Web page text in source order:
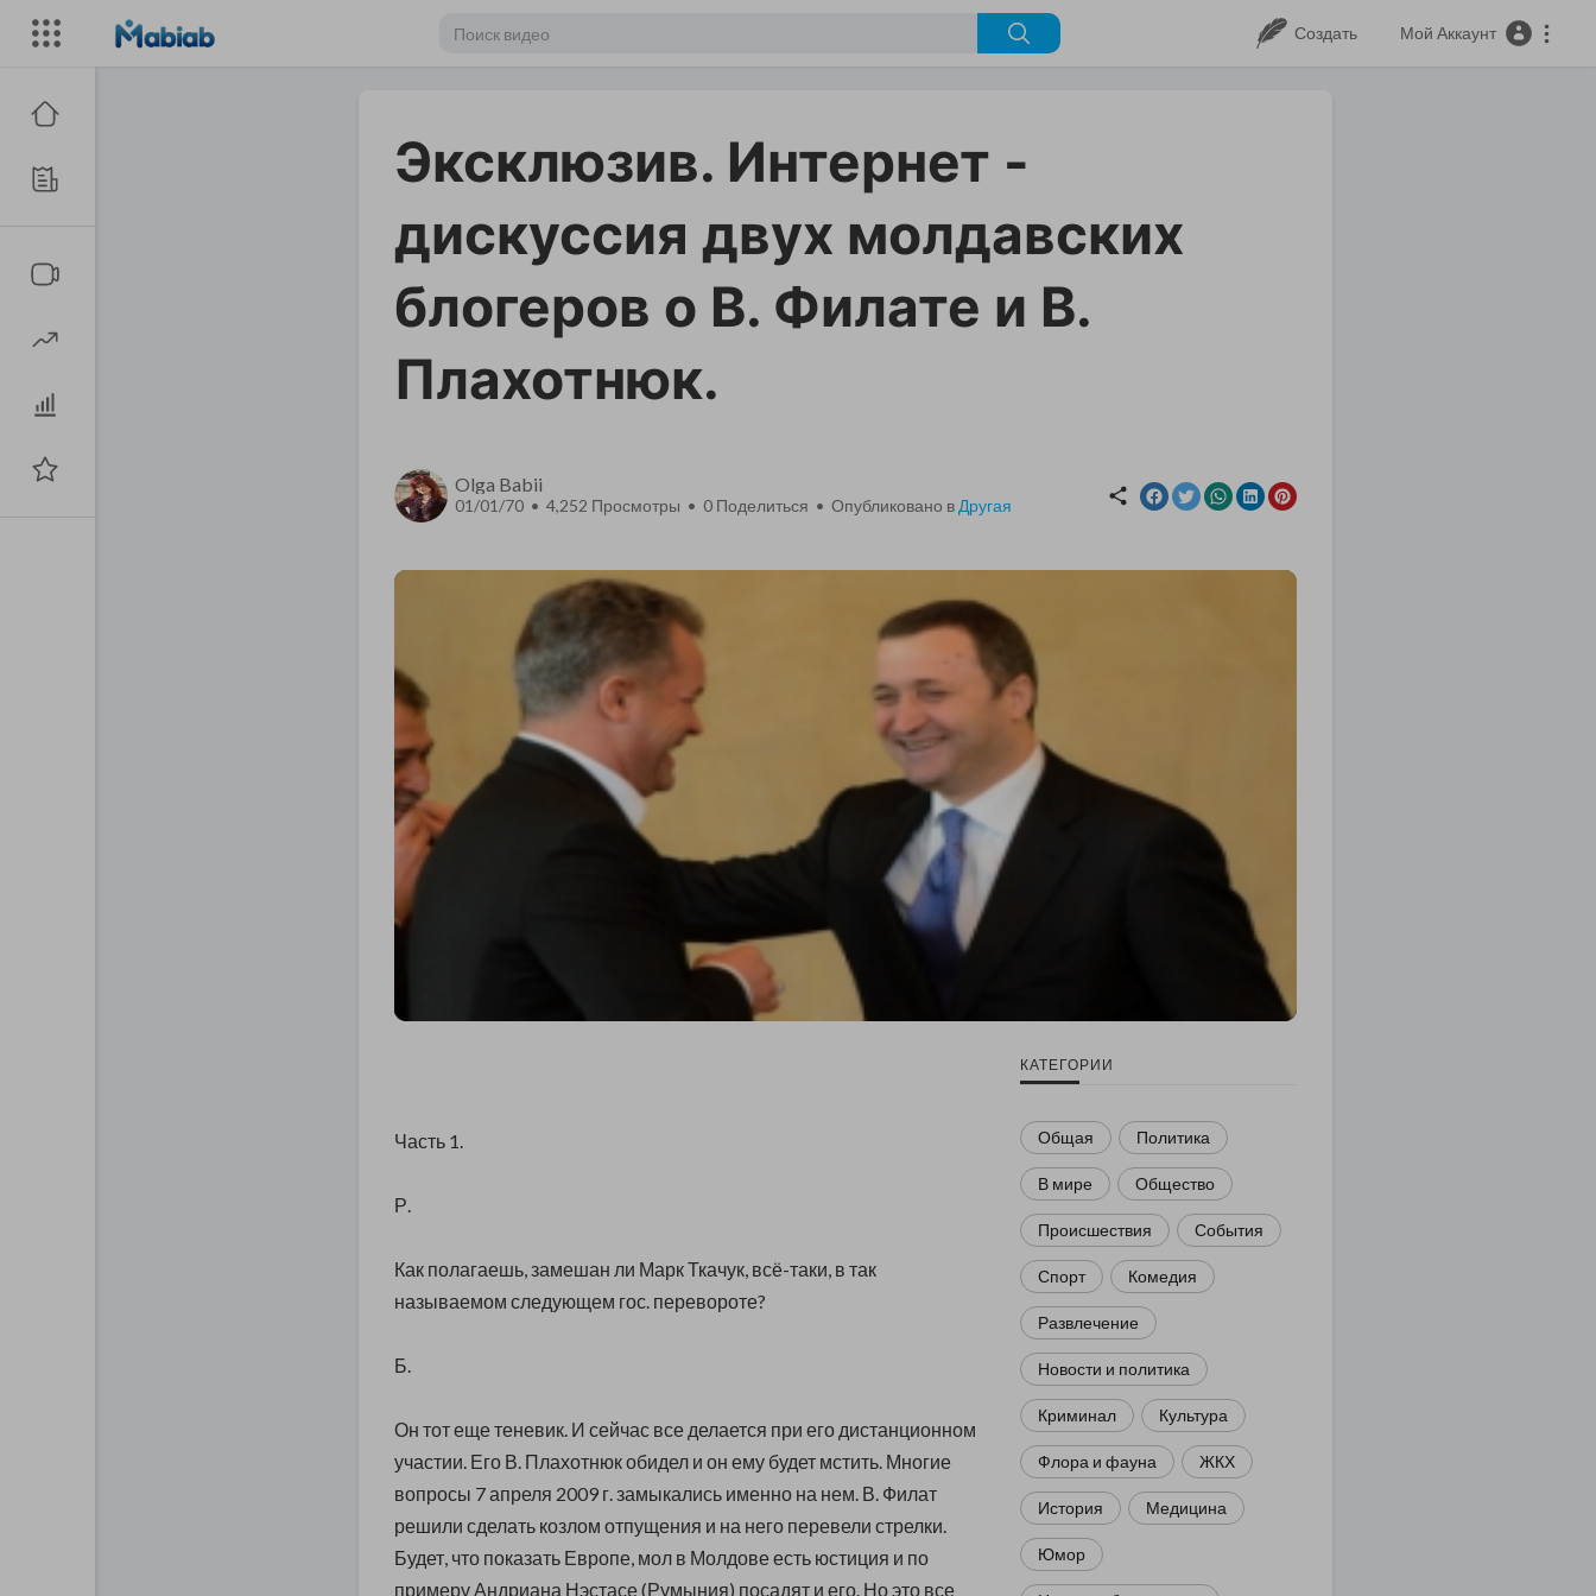
Создать Мой Аккаунт
Эксклюзив. Интернет -
дискуссия двух молдавских
блогеров о В. Филате и В.
Плахотнюк.
Olga Babii
01/01/70 • 4,252 Просмотры • 0 Поделиться • Опубликовано в Другая
Часть 1.
Р.
Как полагаешь, замешан ли Марк Ткачук, всё-таки, в так
называемом следующем гос. перевороте?
Б.
Он тот еще теневик. И сейчас все делается при его дистанционном
участии. Его В. Плахотнюк обидел и он ему будет мстить. Многие
вопросы 7 апреля 2009 г. замыкались именно на нем. В. Филат
решили сделать козлом отпущения и на него перевели стрелки.
Будет, что показать Европе, мол в Молдове есть юстиция и по
примеру Андриана Нэстасе (Румыния) посадят и его. Но это все
КАТЕГОРИИ
Общая Политика
В мире Общество
Происшествия События
Спорт Комедия
Развлечение
Новости и политика
Криминал Культура
Флора и фауна ЖКХ
История Медицина
Юмор